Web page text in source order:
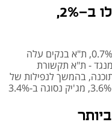
מדד ת"א 35 כולל מגוון רחב של סקטורים, אך מספר ענפים מרכזיים מהווים חלק דומיננטי
נציגות משמעותית לחברות אנרגיה, בעיקר בזכות שותפויות הגז הטבעי ותעשיות נלוות
ענפי הנדל"ן, התקשורת וההשקעות מייצגים גם הם חלקים מהותיים מהמדד, יחד עם
וצ'ק פוינט. הרכב זה מבטא איזון בין מגזרים
מסורתיים לחדשניים, אך גם חושף את המדד לתנודתיות הקשורה לביצועים הספציפיים
בורסת ת"א: מניות הביטוח והבנקים עלו ב-2%,
במקביל להתחזקות השקל בשוק המט"ח - ת"א 35 טיפס ב-0.7%, ת"א בנקים עלה
ת"א ביטוח קפץ ב-2.3%, ת"א נדל"ן הוסיף 1.6% ומנגד - ת"א תקשורת
מידע איבד 2.2% ות"א בטחוניות מחק 2.8%; בתוכנה, בהמשך לנפילות של